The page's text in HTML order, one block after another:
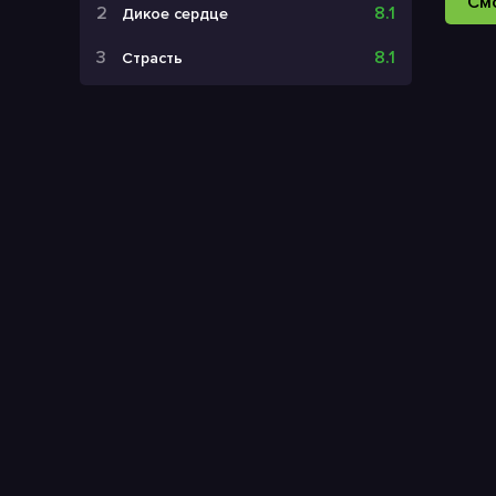
Дикое сердце 8.1
Страсть 8.1